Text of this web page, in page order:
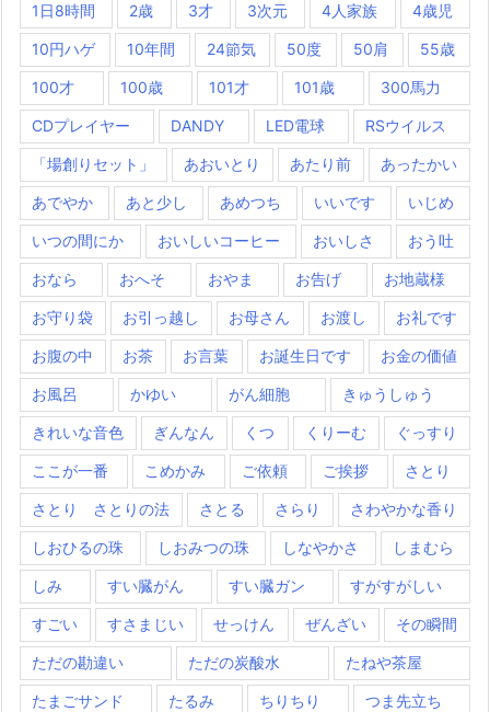
1日8時間 2歳 3才 3次元 4人家族 4歳児
10円ハゲ 10年間 24節気 50度 50肩 55歳
100才 100歳 101才 101歳 300馬力
CDプレイヤー DANDY LED電球 RSウイルス
「場創りセット」 あおいとり あたり前 あったかい
あでやか あと少し あめつち いいです いじめ
いつの間にか おいしいコーヒー おいしさ おう吐
おなら おへそ おやま お告げ お地蔵様
お守り袋 お引っ越し お母さん お渡し お礼です
お腹の中 お茶 お言葉 お誕生日です お金の価値
お風呂 かゆい がん細胞 きゅうしゅう
きれいな音色 ぎんなん くつ くりーむ ぐっすり
ここが一番 こめかみ ご依頼 ご挨拶 さとり
さとり さとりの法 さとる さらり さわやかな香り
しおひるの珠 しおみつの珠 しなやかさ しまむら
しみ すい臓がん すい臓ガン すがすがしい
すごい すさまじい せっけん ぜんざい その瞬間
ただの勘違い ただの炭酸水 たねや茶屋
たまごサンド たるみ ちりちり つま先立ち